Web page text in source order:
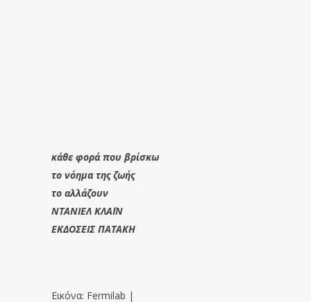
κάθε φορά που βρίσκω
το νόημα της ζωής
το αλλάζουν
ΝΤΑΝΙΕΛ ΚΛΑΪΝ
ΕΚΔΟΣΕΙΣ ΠΑΤΑΚΗ
Εικόνα: Fermilab |